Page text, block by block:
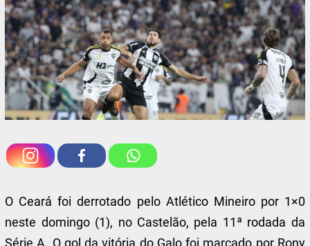
O Ceará foi derrotado pelo Atlético Mineiro por 1×0
neste domingo (1), no Castelão, pela 11ª rodada da
Série A. O gol da vitória do Galo foi marcado por Rony